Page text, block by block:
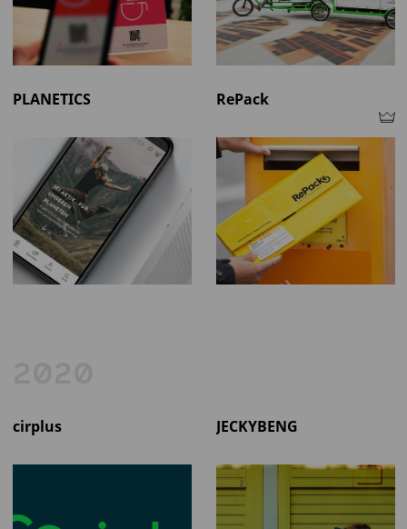
PLANETICS RePack
cirplus JECKYBENG